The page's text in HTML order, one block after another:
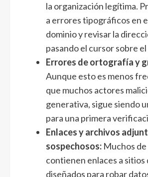
la organización legítima.
a errores tipográficos en
dominio y revisar la
pasando el cursor sobre
Errores de ortografía y
Aunque esto es menos
que muchos actores
generativa, sigue siendo
para una primera
Enlaces y archivos
sospechosos: Muchos
contienen enlaces a sitios
diseñados para robar